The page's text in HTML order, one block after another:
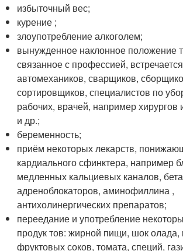
избыточный вес;
курение ;
злоупотребление алкоголем;
вынужденное наклонное положение
связанное с профессией,
автомехаников, сварщиков,
сортировщиков, специалистов по
рабочих, врачей, например хирургов
и др.;
беременность;
приём некоторых лекарств,
кардиального сфинктера, например
медленных кальциевых каналов,
адреноблокаторов, аминофиллина ,
антихолинергических препаратов;
переедание и употребление
продук тов: жирной пищи, шок олада,
фруктовых соков, томата, специй,